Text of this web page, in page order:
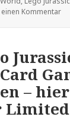
Kommentar
–